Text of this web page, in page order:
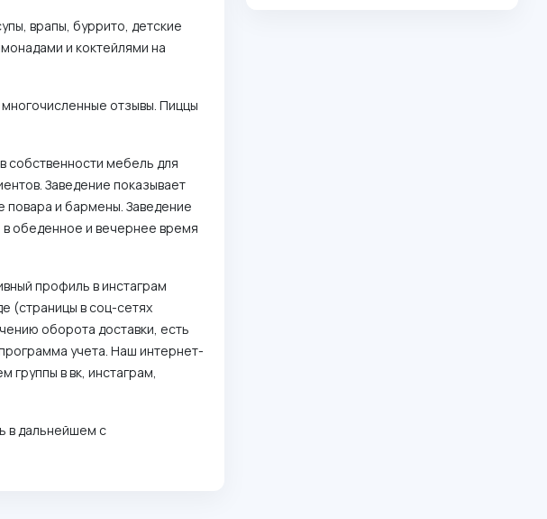
врапы, буррито, детские
и коктейлями на
отзывы. Пиццы
собственности мебель для
Заведение показывает
повара и бармены. Заведение
в обеденное и вечернее время
профиль в инстаграм
(страницы в соц-сетях
оборота доставки, есть
учета. Наш интернет-
группы в вк, инстаграм,
в дальнейшем с